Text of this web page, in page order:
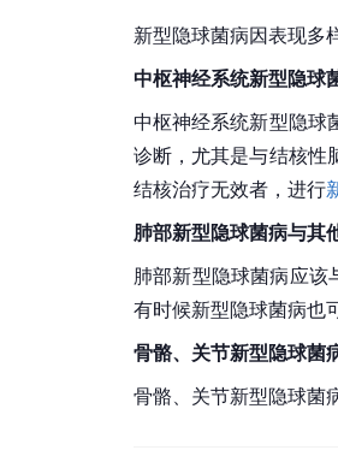
新型隐球菌病因表现多
中枢神经系统新型隐球
中枢神经系统新型隐球
诊断，尤其是与结核性
结核治疗无效者，进行
肺部新型隐球菌病与其
肺部新型隐球菌病应该
有时候新型隐球菌病也
骨骼、关节新型隐球菌
骨骼、关节新型隐球菌